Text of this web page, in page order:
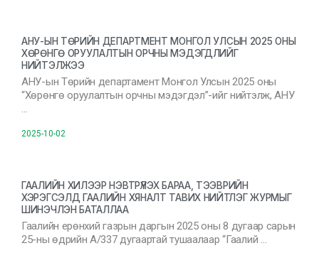
АНУ-ЫН ТӨРИЙН ДЕПАРТМЕНТ МОНГОЛ УЛСЫН 2025 ОНЫ
ХӨРӨНГӨ ОРУУЛАЛТЫН ОРЧНЫ МЭДЭГДЛИЙГ
НИЙТЭЛЖЭЭ
АНУ-ын Төрийн департамент Монгол Улсын 2025 оны
“Хөрөнгө оруулалтын орчны мэдэгдэл”-ийг нийтэлж, АНУ
…
2025-10-02
ГААЛИЙН ХИЛЭЭР НЭВТРҮҮЛЭХ БАРАА, ТЭЭВРИЙН
ХЭРЭГСЭЛД ГААЛИЙН ХЯНАЛТ ТАВИХ НИЙТЛЭГ ЖУРМЫГ
ШИНЭЧЛЭН БАТАЛЛАА
Гаалийн ерөнхий газрын даргын 2025 оны 8 дугаар сарын
25-ны өдрийн А/337 дугаартай тушаалаар “Гаалий …